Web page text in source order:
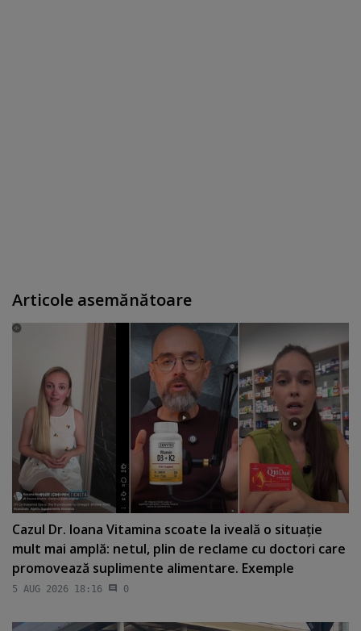
Articole asemănătoare
Cazul Dr. Ioana Vitamina scoate la iveală o situaţie
mult mai amplă: netul, plin de reclame cu doctori care
promovează suplimente alimentare. Exemple
5 AUG 2026 18:16 0